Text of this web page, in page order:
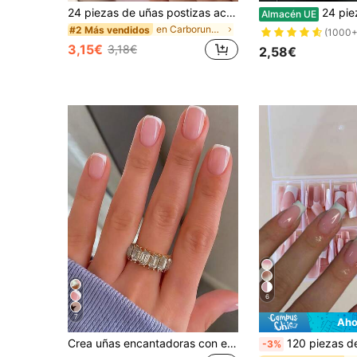
24 piezas de uñas postizas acrílicas cuadradas/redondas con pétalos de flores 3D en blanco y rosa, un set de arte de uñas lindo que incluye 1 pieza de esmalte de gel y 1 pieza de lima de uñas, adecuado para mujeres en el día a día, citas y fiestas
#2 Más vendidos en Carborundo Uñas postizas a presión
3,15€ 3,18€
Almacén UE 24 piezas Uñas postizas cortas en forma de ataúd con unicolor y
2,58€
7
Crea uñas encantadoras con este kit de 24 piezas de uñas postizas cuadradas cortas de gel. Uñas francesas minimalistas de estilo retro clásico para uso diario con cobertura completa, adecuadas para mujeres y niñas. El set incluye 1 hoja de adhesivos y 1 tira de gel de jalea mini. Los suministros para uñas se envían de forma aleatoria.
6
-3% 120 piezas de uñas postizas rectangulares de estilo francés minimalista, mejora tu estilo de manicura,